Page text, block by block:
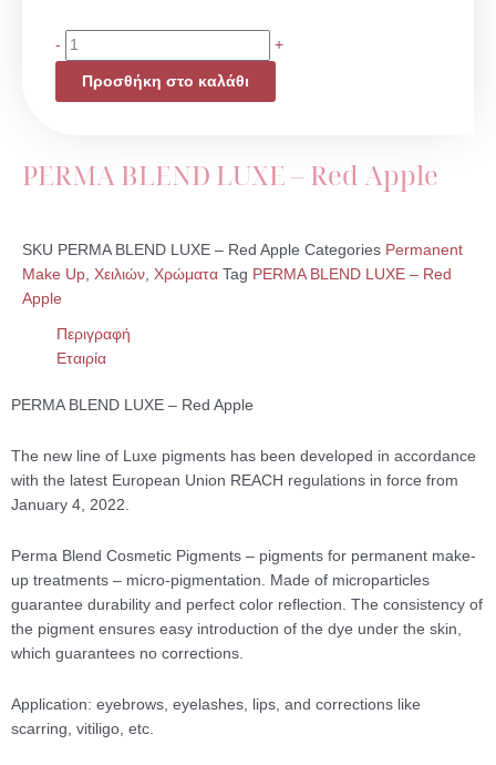
-
PERMA
BLEND
LUXE
ποσότητα
+
Προσθήκη στο καλάθι
PERMA BLEND LUXE – Red Apple
SKU PERMA BLEND LUXE – Red Apple Categories Permanent
Make Up Χειλιών Χρώματα Tag PERMA BLEND LUXE – Red
Apple
Περιγραφή
Εταιρία
PERMA BLEND LUXE – Red Apple
The new line of Luxe pigments has been developed in accordance
with the latest European Union REACH regulations in force from
January 4, 2022.
Perma Blend Cosmetic Pigments – pigments for permanent make-
up treatments – micro-pigmentation. Made of microparticles
guarantee durability and perfect color reflection. The consistency of
the pigment ensures easy introduction of the dye under the skin,
which guarantees no corrections.
Application: eyebrows, eyelashes, lips, and corrections like
scarring, vitiligo, etc.